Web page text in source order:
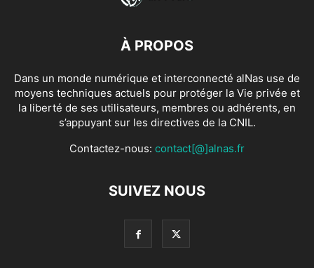
À PROPOS
Dans un monde numérique et interconnecté alNas use de
moyens techniques actuels pour protéger la Vie privée et
la liberté de ses utilisateurs, membres ou adhérents, en
s’appuyant sur les directives de la CNIL.
Contactez-nous: contact[@]alnas.fr
SUIVEZ NOUS